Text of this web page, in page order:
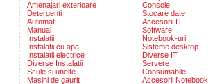
Amenajari exterioare
Detergenti
Automat
Manual
Instalatii
Instalatii cu apa
Instalatii electrice
Diverse Instalatii
Scule si unelte
Masini de gaurit
Console
Stocare date
Accesorii IT
Software
Notebook-uri
Sisteme desktop
Diverse IT
Servere
Consumabile
Accesorii Notebook